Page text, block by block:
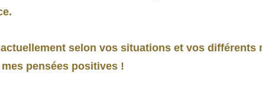
selon vos situations et vos
pensées positives !